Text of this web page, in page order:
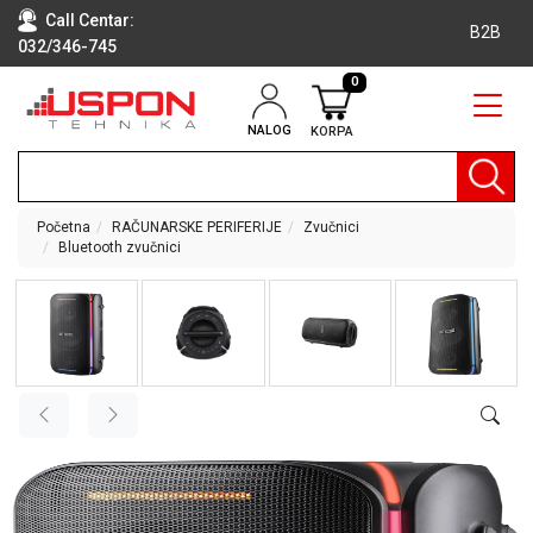
Call Centar:
032/346-745
B2B
NALOG KORPA
0
RAČUNARI
TEHNIKA
KLIME I
DODATNA
OPREMA
AUDIO,
TABLET
RAČUNARI
Početna RAČUNARSKE PERIFERIJE
Zvučnici
Bluetooth zvučnici